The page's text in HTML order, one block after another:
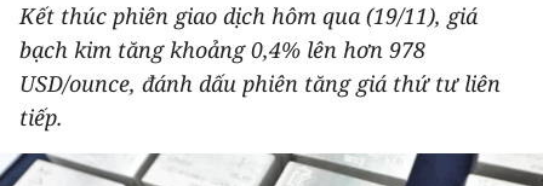
XÃ HỘI
PHÁP LUẬT
Kết thúc phiên giao dịch hôm qua (19/11), giá
bạch kim tăng khoảng 0,4% lên hơn 978
USD/ounce, đánh dấu phiên tăng giá thứ tư liên
tiếp.